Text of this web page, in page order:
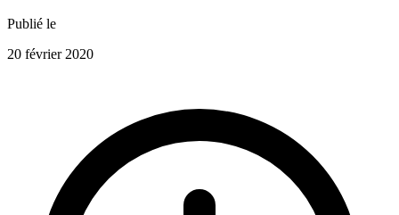
Publié le
20 février 2020